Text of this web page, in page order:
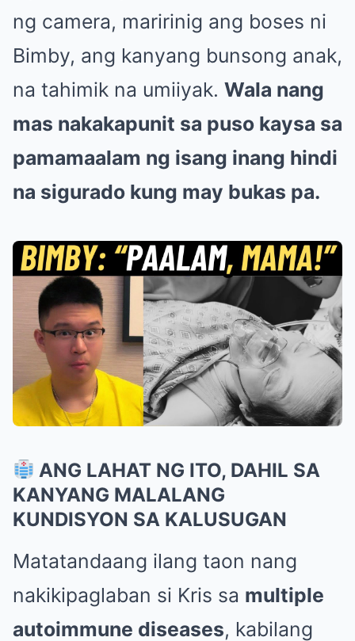
ng camera, maririnig ang boses ni
Bimby, ang kanyang bunsong anak,
na tahimik na umiiyak. Wala nang
mas nakakapunit sa puso kaysa sa
pamamaalam ng isang inang hindi
na sigurado kung may bukas pa.
ANG LAHAT NG ITO, DAHIL SA
KANYANG MALALANG
KUNDISYON SA KALUSUGAN
Matatandaang ilang taon nang
nakikipaglaban si Kris sa multiple
autoimmune diseases, kabilang